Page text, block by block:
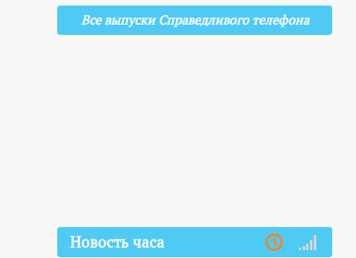
Все выпуски Справедливого телефона
Новость часа